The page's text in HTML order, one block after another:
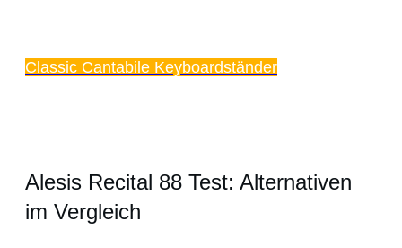
Classic Cantabile Keyboardständer
Alesis Recital 88 Test: Alternativen
im Vergleich